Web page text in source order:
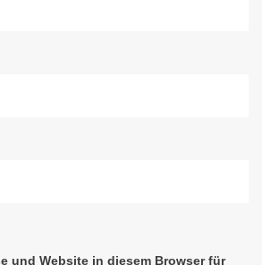
und Website in diesem Browser für